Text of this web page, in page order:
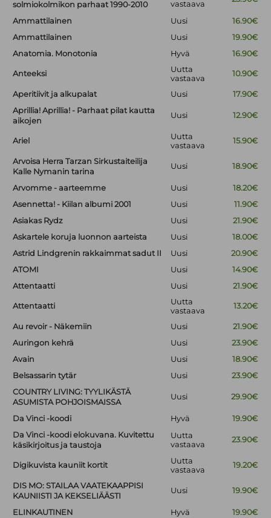
solmiokolmikon parhaat 1990-2010
vastaava
Ammattilainen Uusi
16.90€
Ammattilainen
Uusi
19.90€
Anatomia. Monotonia
Hyvä 16.90€
Anteeksi
Uutta
vastaava
10.90€
Aperitiivit ja alkupalat Uusi
17.90€
Aprillia! Aprillia! - Parhaat pilat kautta
aikojen
Uusi 12.90€
Ariel
Uutta
vastaava
15.90€
Arvoisa Herra Tarzan Sirkustaiteilija
Kalle Nymanin tarina
Uusi 18.90€
Arvomme - aarteemme Uusi
18.20€
Asennetta! - Kiilan albumi 2001
Uusi
11.90€
Asiakas Rydz
Uusi
21.90€
Askartele koruja luonnon aarteista
Uusi
18.00€
Astrid Lindgrenin rakkaimmat sadut II
Uusi
20.90€
ATOMI
Uusi
14.90€
Attentaatti
Uusi 21.90€
Attentaatti
Uutta
vastaava
13.20€
Au revoir - Näkemiin Uusi
21.90€
Auringon kehrä
Uusi
23.90€
Avain
Uusi
18.90€
Belsassarin tytär
Uusi
23.90€
COUNTRY LIVING: TYYLIKÄSTÄ
ASUMISTA POHJOISMAISSA
Uusi 29.90€
Da Vinci -koodi Hyvä
19.90€
Da Vinci -koodi elokuvana. Kuvitettu
käsikirjoitus ja taustoja
Uutta
vastaava
23.90€
Digikuvista kauniit kortit
Uutta
vastaava
19.20€
DIS MO: STAILAA VAATEKAAPPISI
KAUNIISTI JA KEKSELIÄÄSTI
Uusi 19.90€
ELINKAUTINEN Hyvä 19.90€